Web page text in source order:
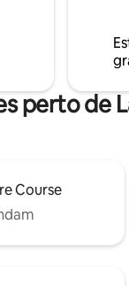
é fornecido para
o mais confortável
perto de
Course